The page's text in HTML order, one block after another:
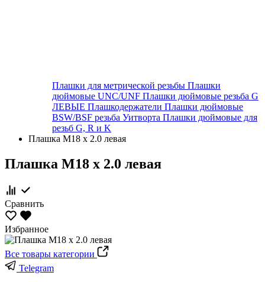
Плашки для метрической резьбы Плашки
дюймовые UNC/UNF Плашки дюймовые резьба G
ЛЕВЫЕ Плашкодержатели Плашки дюймовые
BSW/BSF резьба Уитворта Плашки дюймовые для
резьб G, R и K
Плашка М18 х 2.0 левая
Плашка М18 х 2.0 левая
Сравнить
Избранное
Все товары категории
Telegram